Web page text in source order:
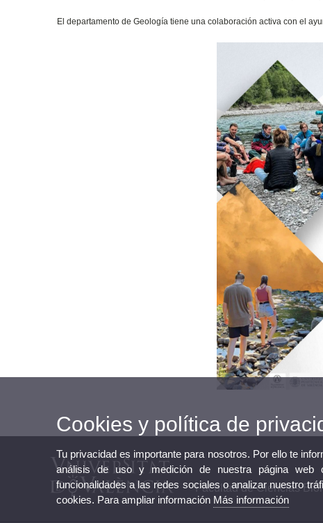
El departamento de Geología tiene una colaboración activa con el
Facultad de Ciencias
Cookies y política de
Tu privacidad es importante para nosotros. Por ello te
análisis de uso y medición de nuestra página web
funcionalidades a las redes sociales o analizar nuestro
cookies. Para ampliar información Más información